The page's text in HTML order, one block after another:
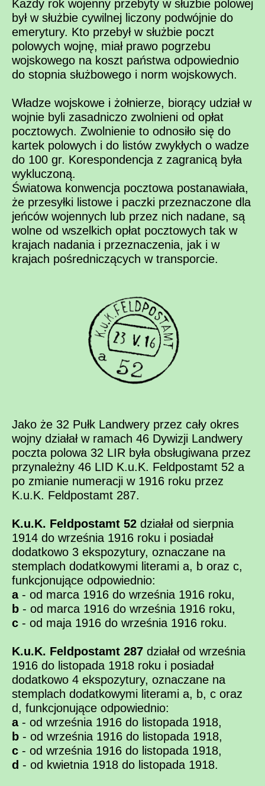
Jako że 32 Pułk Landwery przez cały okres
wojny działał w ramach 46 Dywizji Landwery
poczta polowa 32 LIR była obsługiwana przez
przynależny 46 LID K.u.K. Feldpostamt 52 a
po zmianie numeracji w 1916 roku przez
K.u.K. Feldpostamt 287.
K.u.K. Feldpostamt 52 działał od sierpnia
1914 do września 1916 roku i posiadał
dodatkowo 3 ekspozytury, oznaczane na
stemplach dodatkowymi literami a, b oraz c,
funkcjonujące odpowiednio:
a- od marca 1916 do września 1916 roku,
b - od marca 1916 do września 1916 roku,
c - od maja 1916 do września 1916 roku.
K.u.K. Feldpostamt 287 działał od września
1916 do listopada 1918 roku i posiadał
dodatkowo 4 ekspozytury, oznaczane na
stemplach dodatkowymi literami a, b, c oraz
d, funkcjonujące odpowiednio:
a- od września 1916 do listopada 1918,
b - od września 1916 do listopada 1918,
c - od września 1916 do listopada 1918,
d - od kwietnia 1918 do listopada 1918.
Każdy rok wojenny przebyty w służbie polowej
był w służbie cywilnej liczony podwójnie do
emerytury. Kto przebył w służbie poczt
polowych wojnę, miał prawo pogrzebu
wojskowego na koszt państwa odpowiednio
do stopnia służbowego i norm wojskowych.
Władze wojskowe i żołnierze, biorący udział w
wojnie byli zasadniczo zwolnieni od opłat
pocztowych. Zwolnienie to odnosiło się do
kartek polowych i do listów zwykłych o wadze
do 100 gr. Korespondencja z zagranicą była
wykluczoną.
Światowa konwencja pocztowa postanawiała,
że przesyłki listowe i paczki przeznaczone dla
jeńców wojennych lub przez nich nadane, są
wolne od wszelkich opłat pocztowych tak w
krajach nadania i przeznaczenia, jak i w
krajach pośredniczących w transporcie.